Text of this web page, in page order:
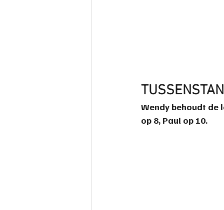
Wendy behoudt de
op 8, Paul op 10.